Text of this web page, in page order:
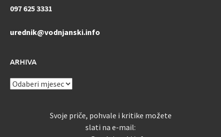
097 625 3331
urednik@vodnjanski.info
ARHIVA
ARHIVA
Svoje priče, pohvale i kritike možete
slati na e-mail: